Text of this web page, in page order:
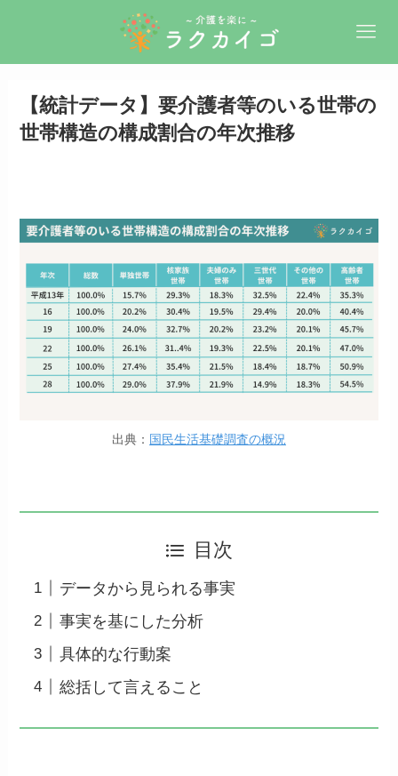
【統計データ】要介護者等のいる世帯の
世帯構造の構成割合の年次推移
出典： 国民生活基礎調査の概況
目次
データから見られる事実
事実を基にした分析
具体的な行動案
総括して言えること